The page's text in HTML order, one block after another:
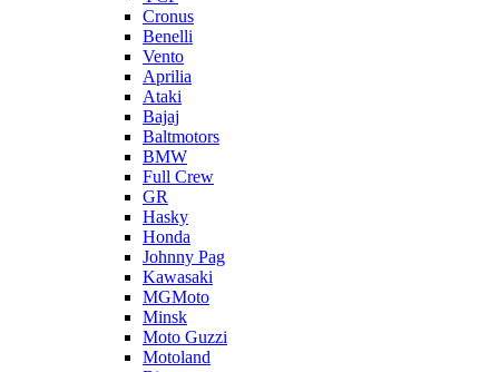
Cronus
Benelli
Vento
Aprilia
Ataki
Bajaj
Baltmotors
BMW
Full Crew
GR
Hasky
Honda
Johnny Pag
Kawasaki
MGMoto
Minsk
Moto Guzzi
Motoland